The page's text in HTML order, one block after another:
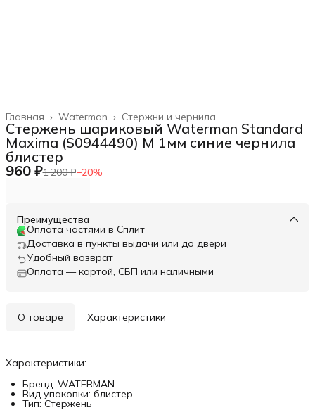
Стержни и чернила
Waterman ›
Главная ›
Стержень шариковый Waterman Standard
Maxima (S0944490) M 1мм синие чернила
блистер
960 ₽1 200 ₽−20%
Преимущества
Оплата частями в Сплит
Доставка в пункты выдачи или до двери
Удобный возврат
Оплата — картой, СБП или наличными
О товаре Характеристики
Характеристики:
Бренд: WATERMAN
Вид упаковки: блистер
Тип: Стержень